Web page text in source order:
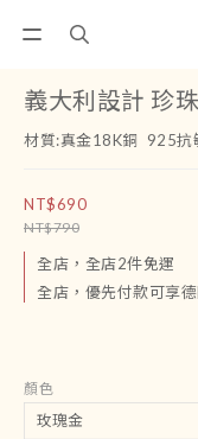
義大利設計 珍
材質:真金18K銅  925抗
NT$690
NT$790
全店，全店2件免運
全店，優先付款可享
顏色